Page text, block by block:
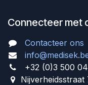
Connecteer met
Contacteer ons
+32 (0)3 500 04
Nijverheidsstraat